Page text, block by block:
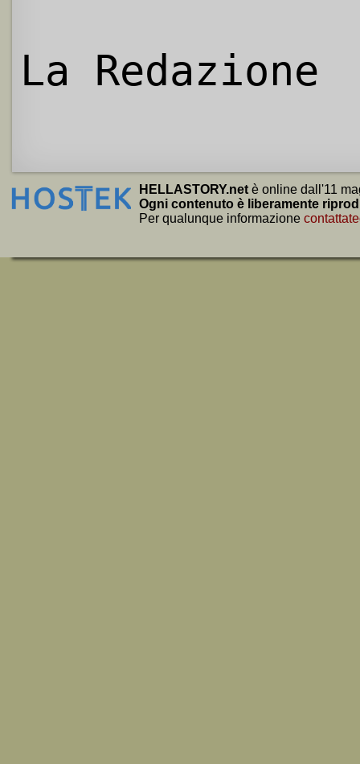
La Redazione
HELLASTORY.net è online dall'11
Ogni contenuto è liberamente
Per qualunque informazione